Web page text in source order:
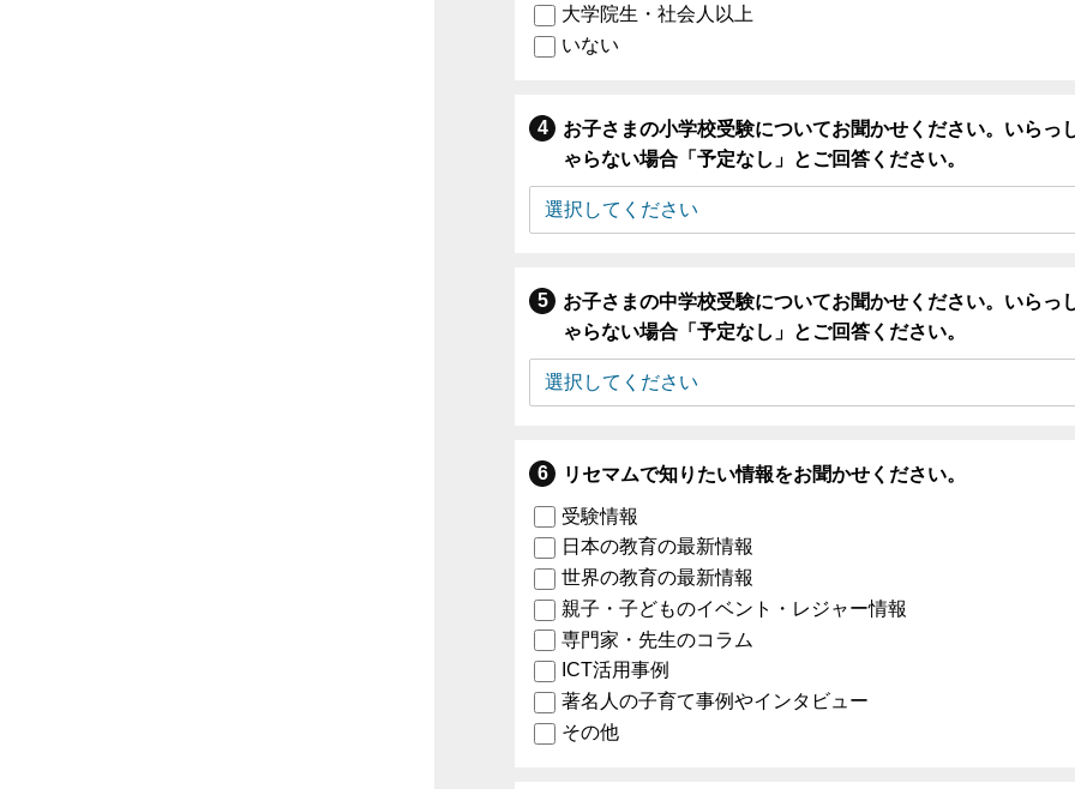
大学院生・社会人以上
いない
お子さまの小学校受験についてお聞かせください。いらっ
ゃらない場合「予定なし」とご回答ください。
お子さまの中学校受験についてお聞かせください。いらっ
ゃらない場合「予定なし」とご回答ください。
リセマムで知りたい情報をお聞かせください。
受験情報
日本の教育の最新情報
世界の教育の最新情報
親子・子どものイベント・レジャー情報
専門家・先生のコラム
ICT活用事例
著名人の子育て事例やインタビュー
その他